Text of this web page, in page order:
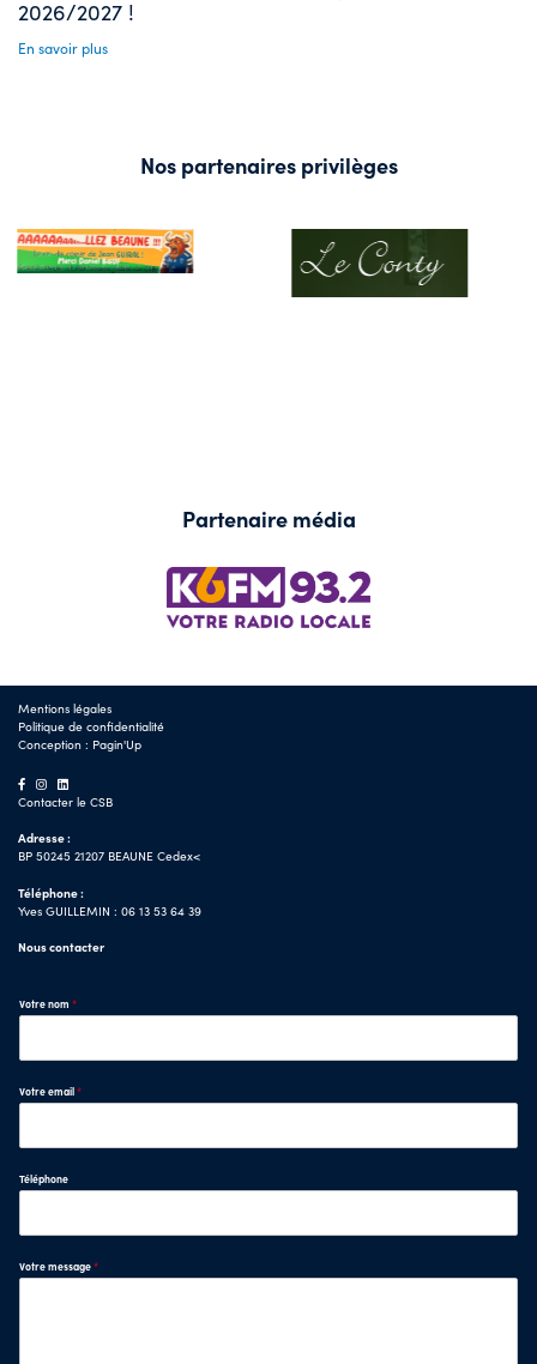
2026/2027 !
En savoir plus
Nos partenaires privilèges
Partenaire média
Mentions légales
Politique de confidentialité
Conception : Pagin'Up
Contacter le CSB
Adresse :
BP 50245 21207 BEAUNE Cedex<
Téléphone :
Yves GUILLEMIN : 06 13 53 64 39
Nous contacter
Votre nom *
Votre email*
Téléphone
Votre message*